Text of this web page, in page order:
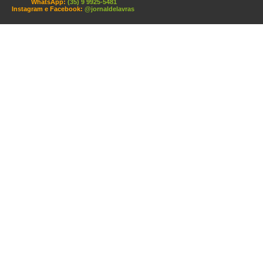
WhatsApp: (35) 9 9925-5481
Instagram e Facebook: @jornaldelavras